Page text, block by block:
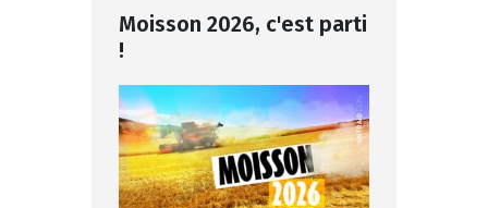
Moisson 2026, c'est parti
!